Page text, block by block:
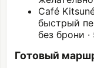
Café
быстрый
без брони
Готовый